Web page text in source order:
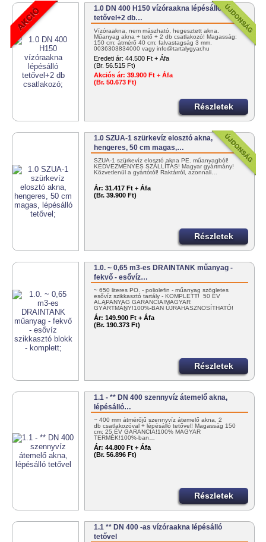
1.0 DN 400 H150 vízóraakna lépésálló
tetővel+2 db…
Vízóraakna, nem mászható, hegesztett akna.
Műanyag akna + tető + 2 db csatlakozó! Magasság:
150 cm; átmérő 40 cm; falvastagság 3 mm.
0036303834000 vagy info@tartalygyar.hu
Eredeti ár: 44.500 Ft + Áfa
(Br. 56.515 Ft)
Akciós ár: 39.900 Ft + Áfa
(Br. 50.673 Ft)
Részletek
1.0 SZUA-1 szürkevíz elosztó akna,
hengeres, 50 cm magas,…
SZUA-1 szürkevíz elosztó akna PE. műanyagból!
KEDVEZMÉNYES SZÁLLÍTÁS! Magyar gyártmány!
Közvetlenül a gyártótól! Raktárról, azonnali…
Ár: 31.417 Ft + Áfa
(Br. 39.900 Ft)
Részletek
1.0. ~ 0,65 m3-es DRAINTANK műanyag -
fekvő - esővíz…
~ 650 literes PO. - poliolefin - műanyag szögletes
esővíz szikkasztó tartály - KOMPLETT! 50 ÉV
ALAPANYAG GARANCIA!MAGYAR
GYÁRTMÁNY!100%-BAN ÚJRAHASZNOSÍTHATÓ!
EGYSZERŰEN…
Ár: 149.900 Ft + Áfa
(Br. 190.373 Ft)
Részletek
1.1 - ** DN 400 szennyvíz átemelő akna,
lépésálló…
~ 400 mm átmérőjű szennyvíz átemelő akna, 2
db csatlakozóval + lépésálló tetővel! Magasság 150
cm; 25 ÉV GARANCIA!100% MAGYAR
TERMÉK!100%-ban…
Ár: 44.800 Ft + Áfa
(Br. 56.896 Ft)
Részletek
1.1 ** DN 400 -as vízóraakna lépésálló
tetővel